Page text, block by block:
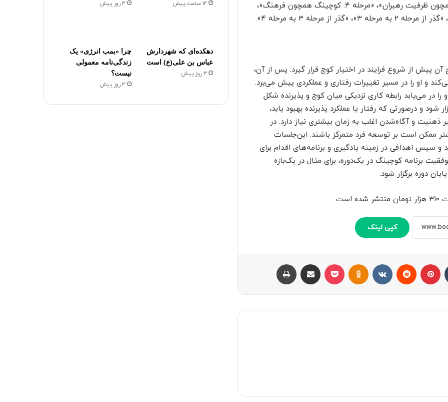
همچون کارکرد منابع انسانی»، «مرحله ۳: کوچینگ همچون ظرفیت رهبران»، «مرحله ۴: کوچینگ همچون فرهنگ»،
شود و نتایج آن پیش از شروع فرایند در اختیار کوچ قرار گیرد. پس از آن،
و او را در مسیر تغییرات رفتاری و عملکردی پیش می‌برد.
در می‌یابد رابطه کاری نزدیکی میان کوچ و پذیرنده شکل
و درصورتی که رفتار یا عملکرد پذیرنده بهبود یابد،
و آگاه‌شدن اغلب به زمان بیشتری نیاز دارد. در
ممکن است بر توسعه فرد متمرکز باشند. این‌جلسات
و سپس اهدافی در زمینه یادگیری و برنامه‌های اقدام برای
برنامه کوچینگ در یک‌دوره، برای مثال در یک‌بازه
کپی لینک
12 ساعت پیش 3 روز پیش
دهکده‌ای که شهردارش
عباس بن علی(ع) است
3 روز پیش
چرا «بمب انرژی» یک
زندگی‌نامه معمولی
نیست؟
3 روز پیش